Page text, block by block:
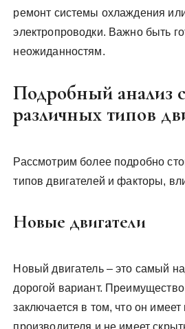
ремонт системы охлаждения
электропроводки. Важно быть
неожиданностям.
Подробный анализ
различных типов
Рассмотрим более подробно
типов двигателей и факторы,
Новые двигатели
Новый двигатель – это самый
дорогой вариант. Преимущество
заключается в том, что он имеет
производителя и не имеет